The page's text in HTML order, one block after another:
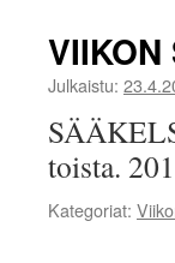
Julkaistu:
toista.
Kategoriat: